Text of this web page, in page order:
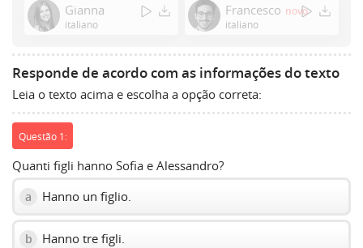
to
show
slider.
Gianna
italiano
Francesco novo
italiano
Responde de acordo com as informações do texto
Leia o texto acima e escolha a opção correta:
Questão 1:
Quanti figli hanno Sofia e Alessandro?
a Hanno un figlio.
b Hanno tre figli.